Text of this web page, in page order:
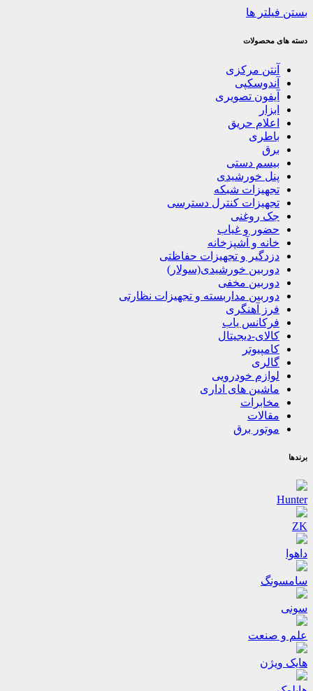
بستن فیلتر ها
دسته های محصولات
آنتن مرکزی
آندوسکپی
آیفون تصویری
ابزار
اعلام حریق
باطری
برق
بیسم دستی
پنل خورشیدی
تجهیزات شبکه
تجهیزات کنترل دسترسی
جک روغنی
حضور و غیاب
خانه و آشپزخانه
دزدگیر و تجهیزات حفاظتی
دوربین خورشیدی(سولار)
دوربین مخفی
دوربین مداربسته و تجهیزات نظارتی
فرز آهنگری
فرکانس یاب
کالای-دیجیتال
کامپیوتر
گالری
لوازم خودرویی
ماشین های اداری
مخابرات
مقالات
موتور برق
برندها
Hunter
ZK
داهوا
سامسونگ
سونی
علم و صنعت
هایک ویژن